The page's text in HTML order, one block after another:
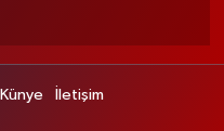
Künye İletişim